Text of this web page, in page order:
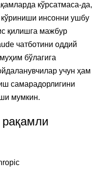
кўрсатмаса-да,
инсонни ушбу
қилишга мажбур
чатботини оддий
бўлагига
учун ҳам
самарадорлигини
мумкин.